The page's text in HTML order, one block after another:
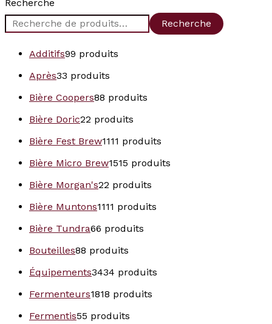
Recherche
Recherche
Additifs99 produits
Après33 produits
Bière Coopers88 produits
Bière Doric22 produits
Bière Fest Brew1111 produits
Bière Micro Brew1515 produits
Bière Morgan's22 produits
Bière Muntons1111 produits
Bière Tundra66 produits
Bouteilles88 produits
Équipements3434 produits
Fermenteurs1818 produits
Fermentis55 produits